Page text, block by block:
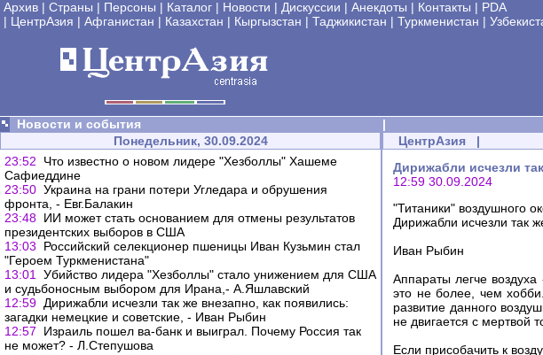
Архив | Страны | Персоны | Каталог | Новости | Дискуссии | Анекдоты | Контакты | PDA
| ЦентрАзия | Афганистан | Казахстан | Кыргызстан | Таджикистан | Туркменистан |
Новости и события
|
Понедельник, 30.09.2024
23:52
Что известно о новом лидере "Хезболлы" Хашеме
Сафиеддине
23:50 Украина на грани потери Угледара и обрушения
фронта, - Евг.Балакин
23:48 ИИ может стать основанием для отмены результатов
президентских выборов в США
13:03
Российский селекционер пшеницы Иван Кузьмин стал
"Героем Туркменистана"
13:01
Убийство лидера "Хезболлы" стало унижением для США
и судьбоносным выбором для Ирана,- А.Яшлавский
12:59 Дирижабли исчезли так же внезапно, как появились:
загадки немецкие и советские, - Иван Рыбин
12:57
Израиль пошел ва-банк и выиграл. Почему Россия так
не может? - Л.Степушова
ЦентрАзия |
Дирижабли исчезли
12:59 30.09.2024
"Титаники" воздушного
Дирижабли исчезли так
Иван Рыбин
Аппараты легче
это не более, чем
развитие данного
не двигается с мертвой
Если присобачить к